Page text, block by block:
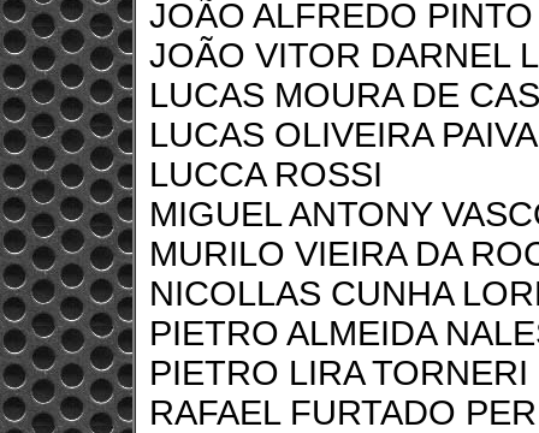
JOÃO ALFREDO
JOÃO VITOR DARNEL
LUCAS MOURA DE
LUCAS OLIVEIRA PAIVA
LUCCA ROSSI
MIGUEL ANTONY
MURILO VIEIRA DA
NICOLLAS CUNHA
PIETRO ALMEIDA
PIETRO LIRA TORNERI
RAFAEL FURTADO